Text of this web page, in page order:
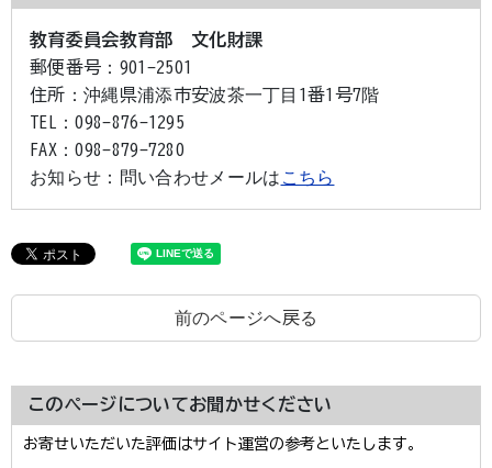
教育委員会教育部 文化財課
郵便番号： 901-2501
住所： 沖縄県浦添市安波茶一丁目1番1号7階
TEL：098-876-1295
FAX：098-879-7280
お知らせ：
問い合わせメールは こちら
前のページへ戻る
このページについてお聞かせください